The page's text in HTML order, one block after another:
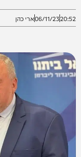
20:52
06/11/23ארי כהן